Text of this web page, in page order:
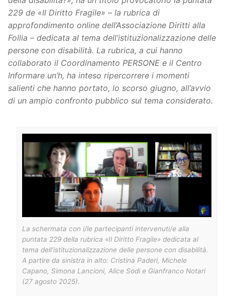
229 de «Il Diritto Fragile» – la rubrica di
approfondimento online dell’Associazione Diritti alla
Follia – dedicata al tema dell’istituzionalizzazione delle
persone con disabilità. La rubrica, a cui hanno
collaborato il Coordinamento PERSONE e il Centro
Informare un’h, ha inteso ripercorrere i momenti
salienti che hanno portato, lo scorso giugno, all’avvio
di un ampio confronto pubblico sul tema considerato.
La schermata con i/le partecipanti intervenuti/e alla
puntata 229 della rubrica «Il Diritto Fragile» dedicata al
tema dell’istituzionalizzazione delle persone con disabilità.
A partire da sinistra in alto: Cristina Paderi, Michele
Capano, Simona Lancioni, Alice Sodi e Gianfranco Notari
(27 agosto 2025).